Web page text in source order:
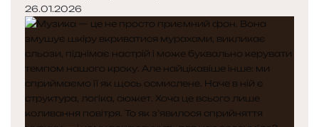
26.01.2026